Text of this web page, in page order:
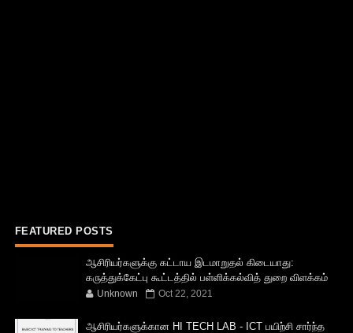
FEATURED POSTS
ஆசிரியர்களுக்கு கட்டாய இடமாறுதல் கிடையாது:
கருத்துக்கேட்பு கூட்டத்தில் பள்ளிக்கல்வித் துறை விளக்கம்
Unknown Oct 22, 2021
ஆசிரியர்களுக்கான HI TECH LAB - ICT பயிற்சி சார்ந்த